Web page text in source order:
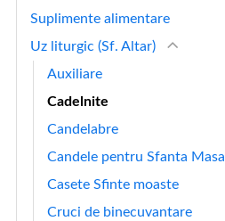
Suplimente alimentare
Uz liturgic (Sf. Altar)
Auxiliare
Cadelnite
Candelabre
Candele pentru Sfanta Masa
Casete Sfinte moaste
Cruci de binecuvantare